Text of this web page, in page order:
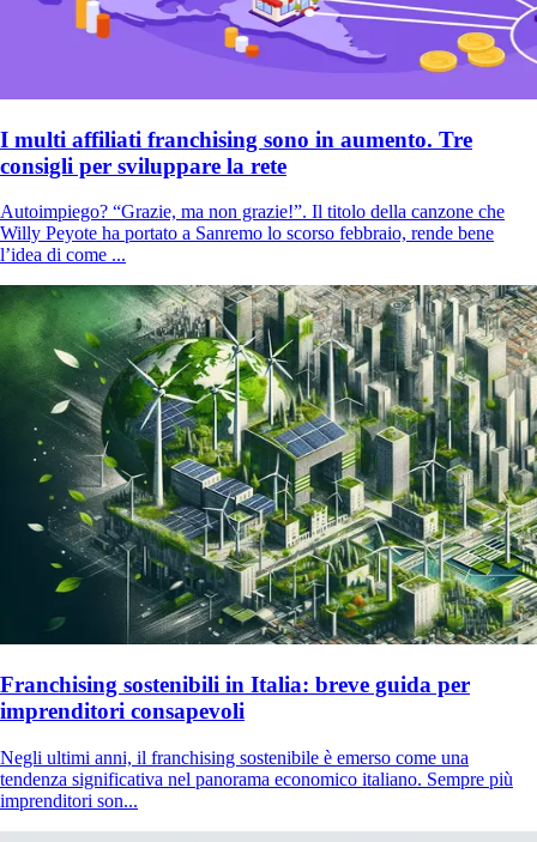
I multi affiliati franchising sono in aumento. Tre
consigli per sviluppare la rete
Autoimpiego? “Grazie, ma non grazie!”. Il titolo della canzone che
Willy Peyote ha portato a Sanremo lo scorso febbraio, rende bene
l’idea di come ...
Franchising sostenibili in Italia: breve guida per
imprenditori consapevoli
Negli ultimi anni, il franchising sostenibile è emerso come una
tendenza significativa nel panorama economico italiano. Sempre più
imprenditori son...